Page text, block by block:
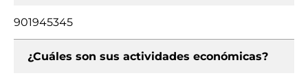
901945345
¿Cuáles son sus actividades económicas?